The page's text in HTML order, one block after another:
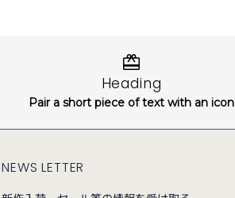
Heading
Pair a short piece of text with an icon
NEWS LETTER